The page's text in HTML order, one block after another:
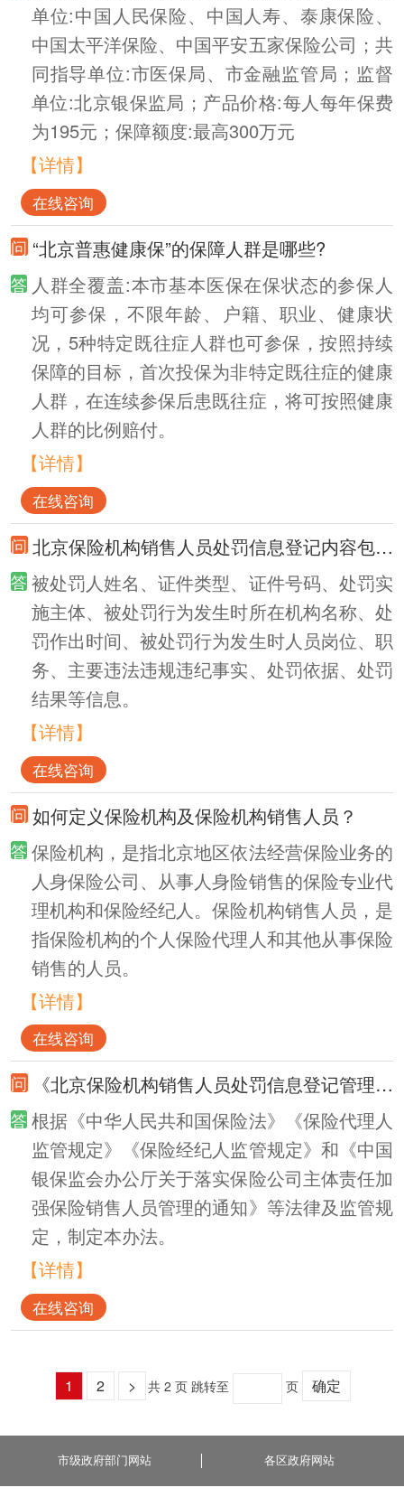
单位:中国人民保险、中国人寿、泰康保险、
中国太平洋保险、中国平安五家保险公司；共
同指导单位:市医保局、市金融监管局；监督
单位:北京银保监局；产品价格:每人每年保费
为195元；保障额度:最高300万元
【详情】
在线咨询
“北京普惠健康保”的保障人群是哪些?
人群全覆盖:本市基本医保在保状态的参保人
均可参保，不限年龄、户籍、职业、健康状
况，5种特定既往症人群也可参保，按照持续
保障的目标，首次投保为非特定既往症的健康
人群，在连续参保后患既往症，将可按照健康
人群的比例赔付。
【详情】
在线咨询
北京保险机构销售人员处罚信息登记内容包括什么？
被处罚人姓名、证件类型、证件号码、处罚实
施主体、被处罚行为发生时所在机构名称、处
罚作出时间、被处罚行为发生时人员岗位、职
务、主要违法违规违纪事实、处罚依据、处罚
结果等信息。
【详情】
在线咨询
如何定义保险机构及保险机构销售人员？
保险机构，是指北京地区依法经营保险业务的
人身保险公司、从事人身险销售的保险专业代
理机构和保险经纪人。保险机构销售人员，是
指保险机构的个人保险代理人和其他从事保险
销售的人员。
【详情】
在线咨询
《北京保险机构销售人员处罚信息登记管理办法》的依据？
根据《中华人民共和国保险法》《保险代理人
监管规定》《保险经纪人监管规定》和《中国
银保监会办公厅关于落实保险公司主体责任加
强保险销售人员管理的通知》等法律及监管规
定，制定本办法。
【详情】
在线咨询
1 2 > 共 2 页 跳转至 页 确定
市级政府部门网站 各区政府网站